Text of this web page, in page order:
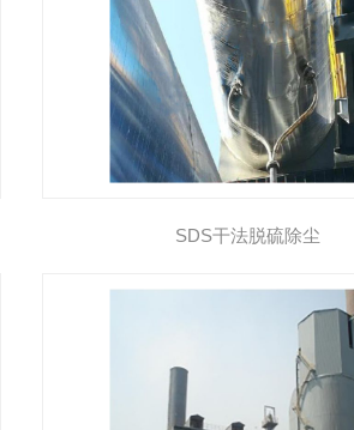
​SDS干法脱硫除尘